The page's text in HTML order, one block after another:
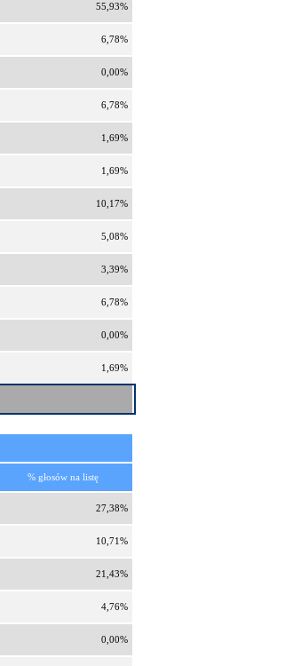
55,93%
6,78%
0,00%
6,78%
1,69%
1,69%
10,17%
5,08%
3,39%
6,78%
0,00%
1,69%
% głosów na listę
27,38%
10,71%
21,43%
4,76%
0,00%